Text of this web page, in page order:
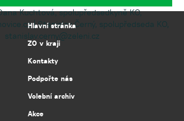
Kuchtová, spolupředsedkyně KO,
| Stanislav Černý, spolupředseda KO,
stanislav.cerny@zeleni.cz
Hlavní stránka
ZO v kraji
Kontakty
Podpořte nás
Volební archiv
Akce